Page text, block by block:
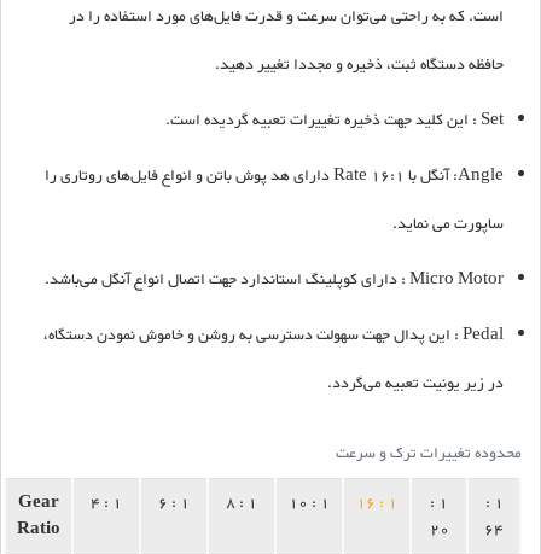
است. که به راحتی می‌توان سرعت و قدرت فایل‌های مورد استفاده را در
حافظه دستگاه ثبت، ذخیره و مجددا تغییر دهید.
Set : این کلید جهت ذخیره تغییرات تعبیه گردیده است.
Angle: آنگل با Rate 16:1 دارای هد پوش باتن و انواع فایل‌های روتاری را
ساپورت می نماید.
Micro Motor : دارای کوپلینگ استاندارد جهت اتصال انواع آنگل می‌باشد.
Pedal : این پدال جهت سهولت دسترسی به روشن و خاموش نمودن دستگاه،
در زیر یونیت تعبیه می‌گردد.
محدوده تغییرات ترک و سرعت
1 :
64
1 :
20
1 : 16
1 : 10
1 : 8
1 : 6
1 : 4
Gear
Ratio